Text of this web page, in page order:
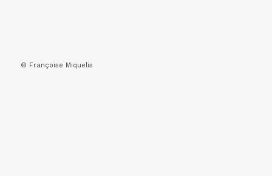
© Françoise Miquelis